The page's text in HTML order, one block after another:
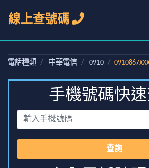
線上查號碼
電話種類 中華電信 0910
手機號碼快
查詢